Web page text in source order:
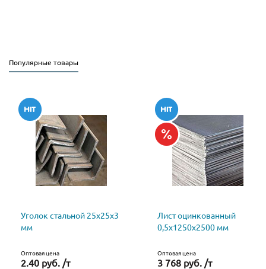
Популярные товары
Уголок стальной 25х25х3
мм
Оптовая цена
2.40 руб. /т
Лист оцинкованный
0,5х1250х2500 мм
Оптовая цена
3 768 руб. /т